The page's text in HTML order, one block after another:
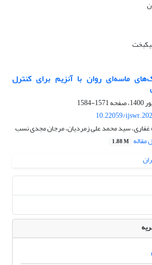
ماسه‌ای روان با آنزیم برای کنترل
1571-1584
10.22059/
سید محمد علی زمردیان، مرجان مجدی نسب
مقاله 1.88 M